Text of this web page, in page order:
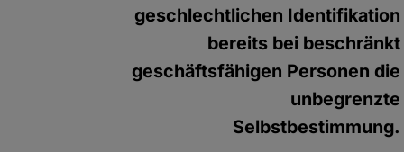
geschlechtlichen Identifikation
bereits bei beschränkt
geschäftsfähigen Personen die
unbegrenzte
Selbstbestimmung.